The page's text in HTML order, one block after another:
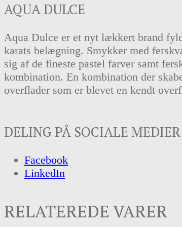
AQUA DULCE
Aqua Dulce er et nyt lækkert brand
karats belægning. Smykker med
sig af de fineste pastel farver samt
kombination. En kombination der
overflader som er blevet en kendt
DELING PÅ SOCIALE MEDIER
Facebook
LinkedIn
RELATEREDE VARER